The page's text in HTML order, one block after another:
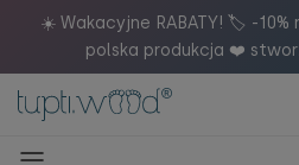
☀️ Wakacyjne RABATY! 🏷️ -
polska produkcja ❤️